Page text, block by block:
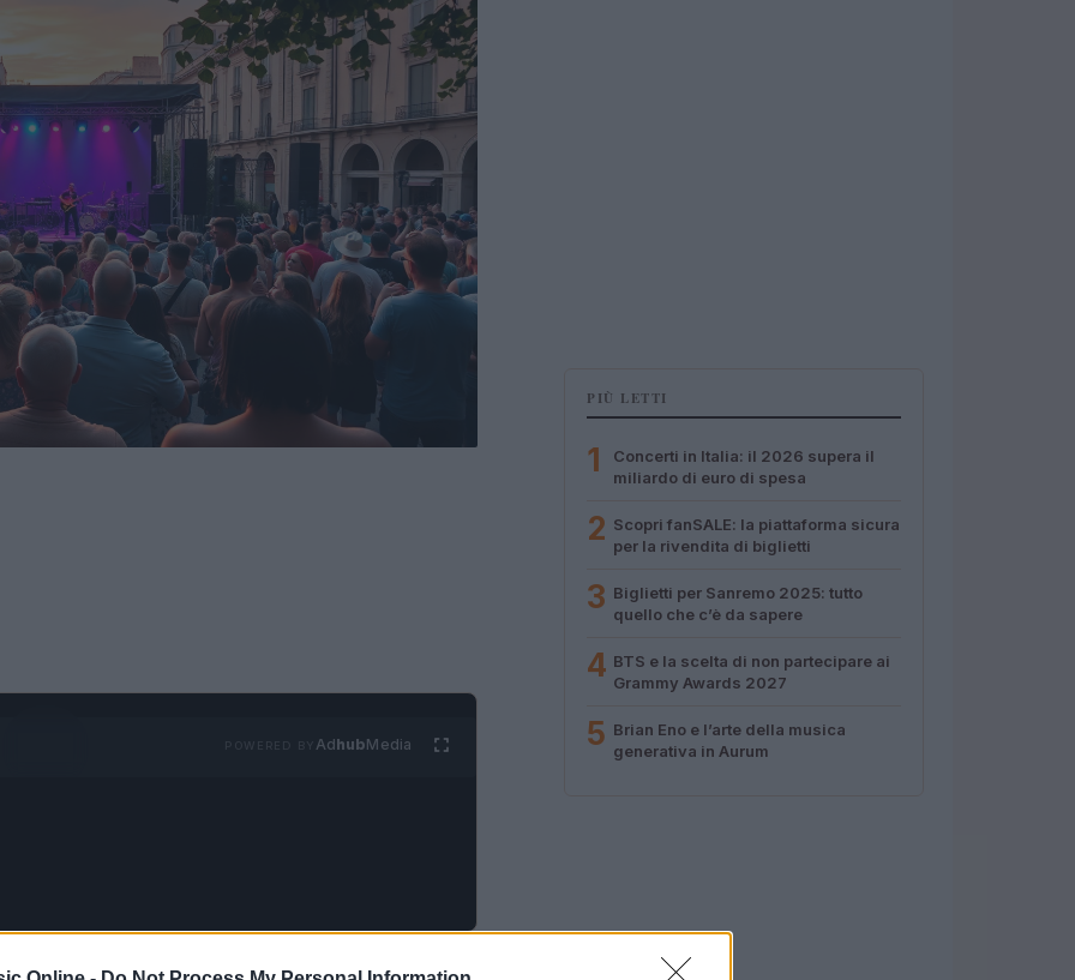
AdhubMedia
fa eccezione! La musica italiana sta
PIÙ LETTI
1
Concerti in Italia: il 2026 supera il
miliardo di euro di spesa
2 Scopri fanSALE: la piattaforma sicura
per la rivendita di biglietti
3 Biglietti per Sanremo 2025: tutto
quello che c’è da sapere
4 BTS e la scelta di non partecipare ai
Grammy Awards 2027
5 Brian Eno e l’arte della musica
generativa in Aurum